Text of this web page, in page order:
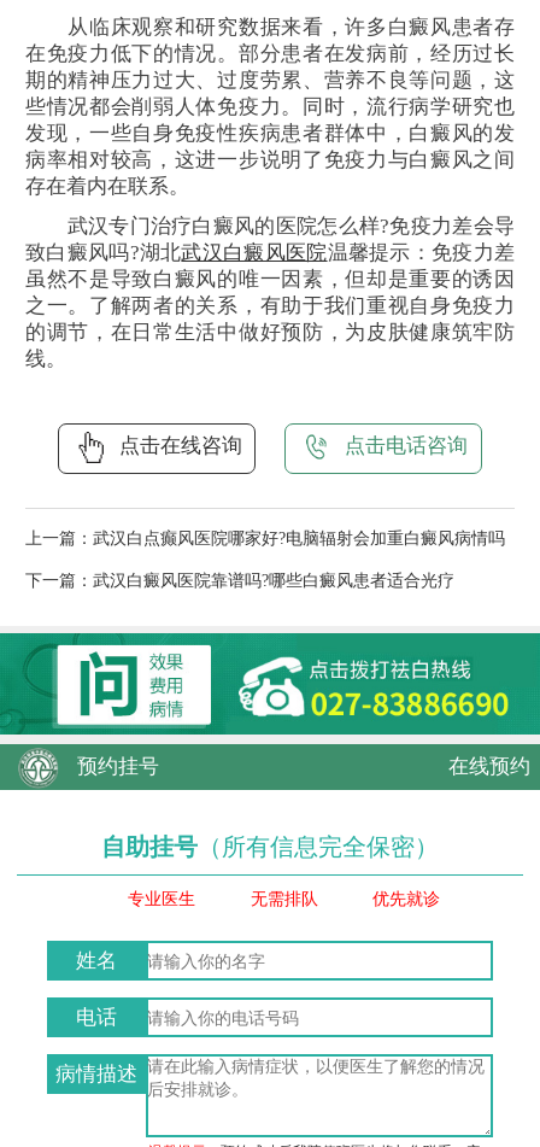
从临床观察和研究数据来看，许多白癜风患者存
在免疫力低下的情况。部分患者在发病前，经历过长
期的精神压力过大、过度劳累、营养不良等问题，这
些情况都会削弱人体免疫力。同时，流行病学研究也
发现，一些自身免疫性疾病患者群体中，白癜风的发
病率相对较高，这进一步说明了免疫力与白癜风之间
存在着内在联系。
武汉专门治疗白癜风的医院怎么样?免疫力差会导
致白癜风吗?湖北武汉白癜风医院温馨提示：免疫力差
虽然不是导致白癜风的唯一因素，但却是重要的诱因
之一。了解两者的关系，有助于我们重视自身免疫力
的调节，在日常生活中做好预防，为皮肤健康筑牢防
线。
点击在线咨询 点击电话咨询
上一篇： 武汉白点癫风医院哪家好?电脑辐射会加重白癜风病情吗
下一篇： 武汉白癜风医院靠谱吗?哪些白癜风患者适合光疗
预约挂号 在线预约
自助挂号 （所有信息完全保密）
专业医生 无需排队 优先就诊
姓名
电话
病情描述